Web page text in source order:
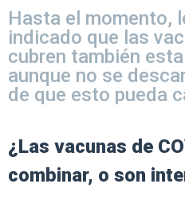
Hasta el momento,
indicado que las
cubren también
aunque no se
de que esto pueda
¿Las vacunas de
combinar, o son